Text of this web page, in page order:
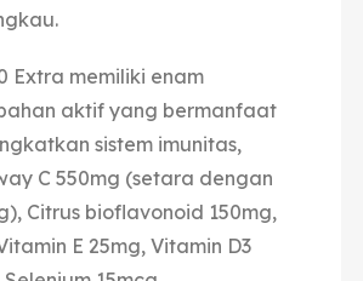
Extra memiliki enam
aktif yang bermanfaat
sistem imunitas,
C 550mg (setara dengan
Citrus bioflavonoid 150mg,
E 25mg, Vitamin D3